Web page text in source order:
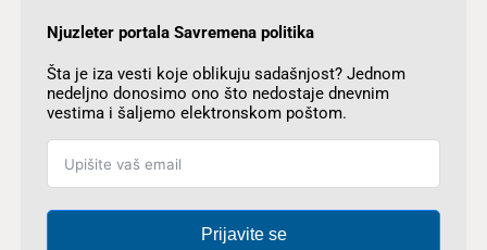
Njuzleter portala Savremena politika
Šta je iza vesti koje oblikuju sadašnjost? Jednom
nedeljno donosimo ono što nedostaje dnevnim
vestima i šaljemo elektronskom poštom.
Prijavite se